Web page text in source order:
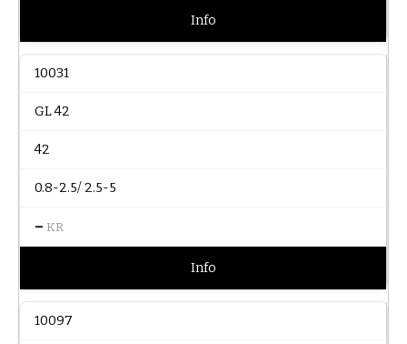
Info
10031
GL 42
42
0.8-2.5/ 2.5-5
– KR
Info
10097